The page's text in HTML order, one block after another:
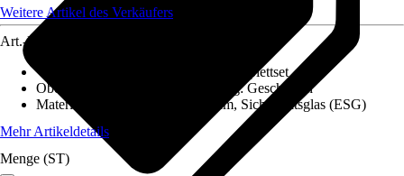
Weitere Artikel des Verkäufers
Art.-Nr.
Variante
1 Flügelig, Schiebetür-Komplettset
Oberfläche/Oberflächenbehandlung:Geschliffen
Materialspezifizierung
Aluminium, Sicherheitsglas (ESG)
Mehr Artikeldetails
Menge (ST)